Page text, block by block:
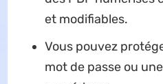
et modifiables.
Vous pouvez
mot de passe ou